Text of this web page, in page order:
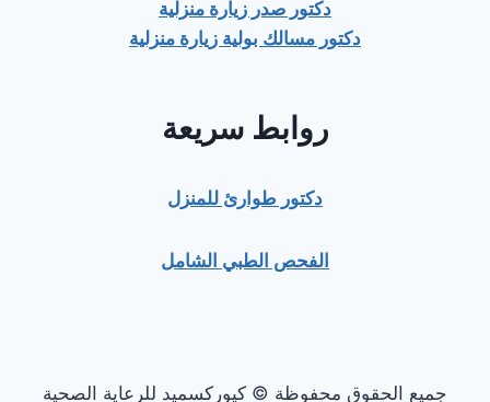
دكتور صدر زيارة منزلية
دكتور مسالك بولية زيارة منزلية
روابط سريعة
دكتور طوارئ للمنزل
الفحص الطبي الشامل
جميع الحقوق محفوظة © كيوركسميد للرعاية الصحية